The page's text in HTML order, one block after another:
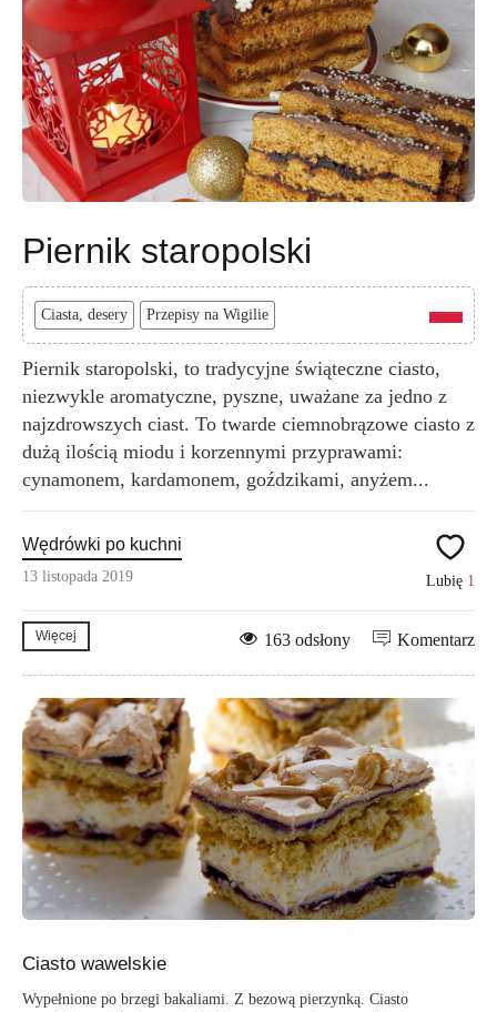
Piernik staropolski
Ciasta, desery Przepisy na Wigilie
Piernik staropolski, to tradycyjne świąteczne ciasto,
niezwykle aromatyczne, pyszne, uważane za jedno z
najzdrowszych ciast. To twarde ciemnobrązowe ciasto z
dużą ilością miodu i korzennymi przyprawami:
cynamonem, kardamonem, goździkami, anyżem...
Wędrówki po kuchni
13 listopada 2019 Lubię 1
Więcej Komentarz
163 odsłony
Ciasto wawelskie
Wypełnione po brzegi bakaliami. Z bezową pierzynką. Ciasto